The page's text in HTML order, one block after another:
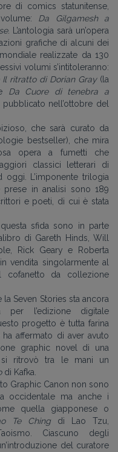
di comics statunitense,
Da Gilgamesh a
. L’antologia sarà un’opera
grafiche di alcuni dei
realizzate da 130
volumi s’intitoleranno:
ritratto di Dorian Gray (la
Da Cuore di tenebra a
pubblicato nell’ottobre del
che sarà curato da
bestseller), che mira
opera a fumetti che
classici letterari di
L’imponente trilogia
in analisi sono 189
e poeti, di cui è stata
sfida sono in parte
di Gareth Hinds, Will
Rick Geary e Roberta
vendita singolarmente al
da collezione
la Seven Stories sta ancora
l’edizione digitale
progetto è tutta farina
affermato di aver avuto
graphic novel di una
si ritrovò tra le mani un
di Kafka.
Graphic Canon non sono
occidentale ma anche i
quella giapponese o
Te Ching di Lao Tzu,
Ciascuno degli
del curatore